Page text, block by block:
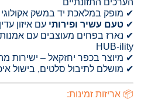
הערכים התזונתיים
✔ מופק במלאכת יד במשק אקולוגי
✔טעם עשיר ופירותי עם איזון
✔ נארז בפחים מעוצבים עם
HUB-ility
✔ מיוצר בכפר יחזקאל – ישירות
✔ מושלם לתיבול סלטים, בישול
📦 אריזות זמינות: